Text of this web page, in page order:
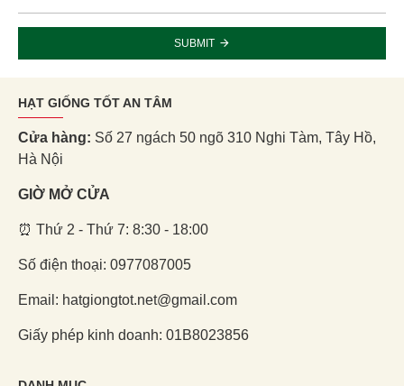
SUBMIT
HẠT GIỐNG TỐT AN TÂM
Cửa hàng: Số 27 ngách 50 ngõ 310 Nghi Tàm, Tây Hồ,
Hà Nội
GIỜ MỞ CỬA
⏰ Thứ 2 - Thứ 7: 8:30 - 18:00
Số điện thoại: 0977087005
Email: hatgiongtot.net@gmail.com
Giấy phép kinh doanh: 01B8023856